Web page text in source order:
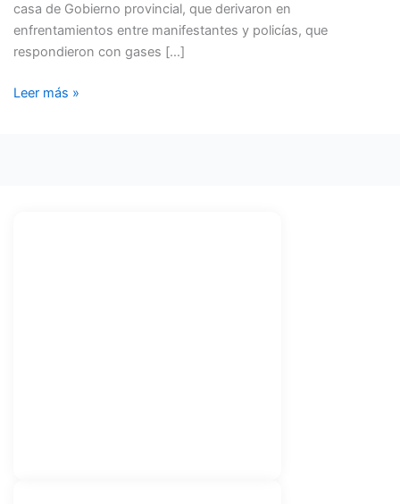
casa de Gobierno provincial, que derivaron en
enfrentamientos entre manifestantes y policías, que
respondieron con gases […]
ENFRENTAMIENTO
POLICÍA
Leer más »